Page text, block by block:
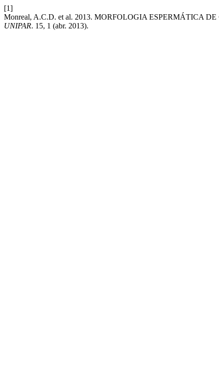
[1]
Monreal, A.C.D. et al. 2013. MORFOLOGIA ESPERMÁTICA
UNIPAR. 15, 1 (abr. 2013).